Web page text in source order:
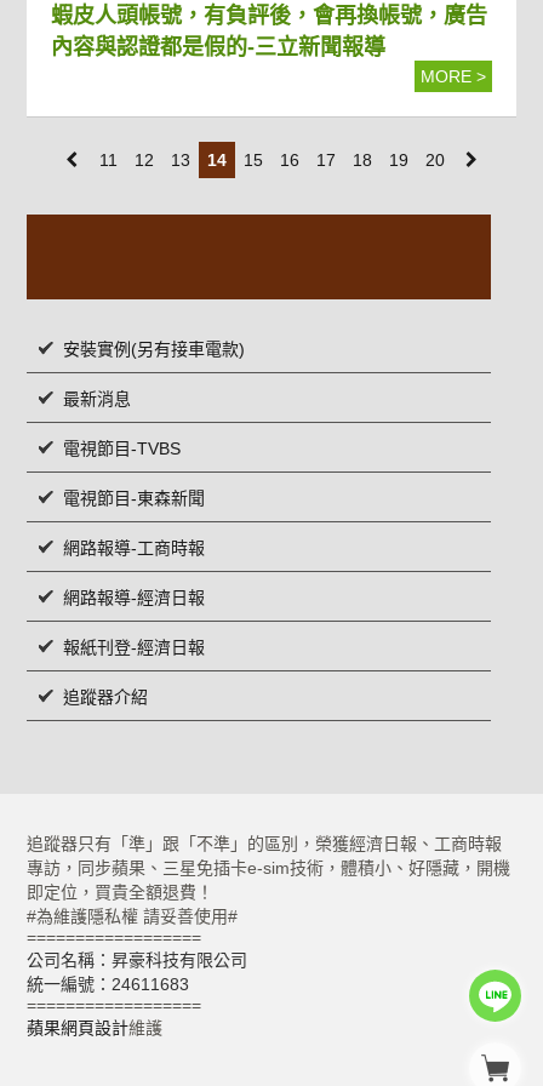
蝦皮人頭帳號，有負評後，會再換帳號，廣告
內容與認證都是假的-三立新聞報導
MORE >
11 12 13 14 15 16 17 18 19 20
安裝實例(另有接車電款)
最新消息
電視節目-TVBS
電視節目-東森新聞
網路報導-工商時報
網路報導-經濟日報
報紙刊登-經濟日報
追蹤器介紹
追蹤器只有「準」跟「不準」的區別，榮獲經濟日報、工商時報
專訪，同步蘋果、三星免插卡e-sim技術，體積小、好隱藏，開機
即定位，買貴全額退費！
#為維護隱私權 請妥善使用#
==================
公司名稱：昇豪科技有限公司
統一編號：24611683
==================
蘋果網頁設計維護